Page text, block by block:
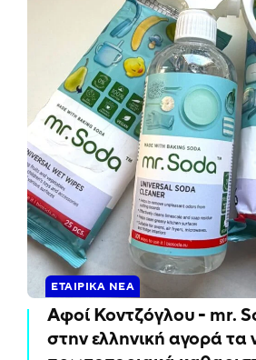
ΕΤΑΙΡΙΚΆ ΝΈΑ
Αφοί Κοντζόγλου - mr.
στην ελληνική αγορά τα